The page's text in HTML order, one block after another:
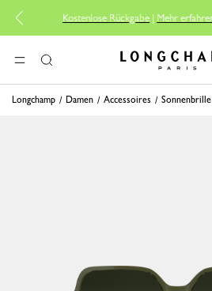
Kostenlose Rückgabe|Mehr erfahren
MENÜSuche Longchamp - Home
Longchamp Damen Accessoires Sonnenbrille